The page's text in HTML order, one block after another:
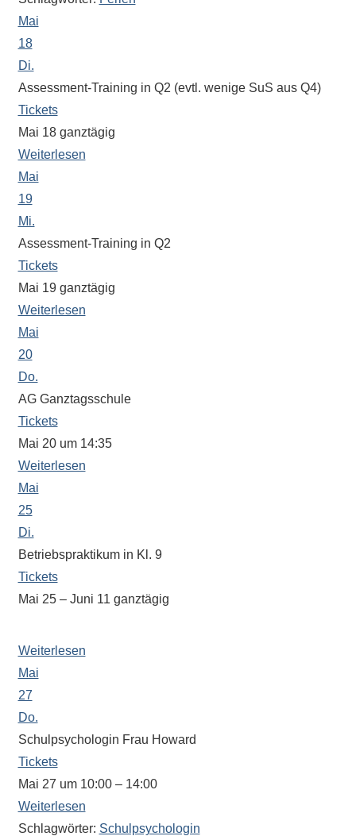
zu
bieten.
Daneben
gibt
es
viele
den
Aktivitäten
an
unserer
Schule.
Ob
Sprach-,
Mathematik-
oder
Sportwettkampf,
Musik-
oder
oder
Reise
–
unsere
Schülerinnen
und
Schüler
Sollten
Sie
einmal
eine
Information
nicht
finden,
stehen
am
Mai
18
Di.
Assessment-Training in Q2 (evtl. wenige SuS aus Q4)
Tickets
Mai 18 ganztägig
Weiterlesen
Mai
19
Mi.
Assessment-Training in Q2
Tickets
Mai 19 ganztägig
Weiterlesen
Mai
20
Do.
AG Ganztagsschule
Tickets
Mai 20 um 14:35
Weiterlesen
Mai
25
Di.
Betriebspraktikum in Kl. 9
Tickets
Mai 25 – Juni 11 ganztägig
Weiterlesen
Mai
27
Do.
Schulpsychologin Frau Howard
Tickets
Mai 27 um 10:00 – 14:00
Weiterlesen
Schlagwörter: Schulpsychologin